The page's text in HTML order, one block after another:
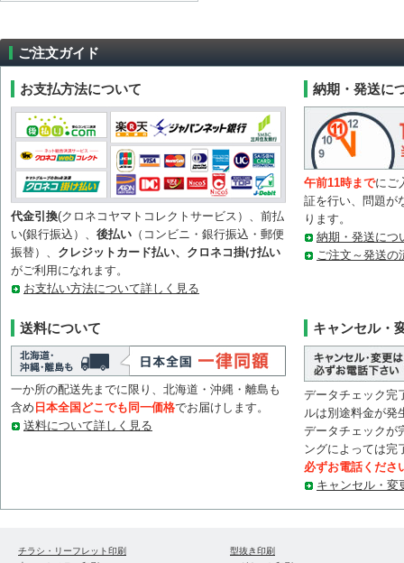
ご注文ガイド
お支払方法について
代金引換(クロネコヤマトコレクトサービス）、前払
い(銀行振込）、 後払い （コンビニ・銀行振込・郵便
振替）、 クレジットカード払い、クロネコ掛け払い
がご利用になれます。
お支払い方法について詳しく見る
送料について
一か所の配送先までに限り、北海道・沖縄・離島も
含め 日本全国どこでも同一価格でお届けします。
送料について詳しく見る
納期・発送に
午前11時までにご
証を行い、問題が
ります。
納期・発送につ
ご注文～発送の
キャンセル・
データチェック完
ルは別途料金が発
データチェックが
ングによっては完
必ずお電話くださ
キャンセル・変
チラシ・リーフレット印刷
型抜き印刷